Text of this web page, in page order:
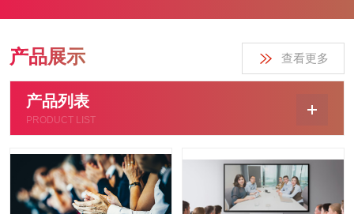
产品展示 查看更多
产品列表
PRODUCT LIST